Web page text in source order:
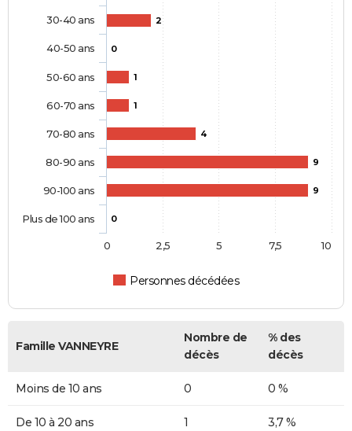
2
0
1
1
4
9
9
0
Personnes décédées
30-40 ans
40-50 ans
50-60 ans
60-70 ans
70-80 ans
80-90 ans
90-100 ans
Plus de 100 ans
0 10
2,5 5 7,5
Famille VANNEYRE
Nombre de
décès
% des
décès
Moins de 10 ans 0 0 %
De 10 à 20 ans 1 3,7 %